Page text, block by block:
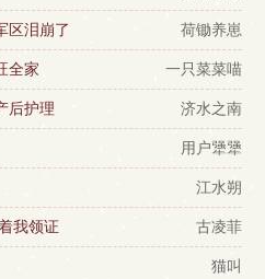
区泪崩了 荷锄养崽
全家 一只菜菜喵
后护理 济水之南
用户犟犟
江水朔
我领证 古凌菲
猫叫